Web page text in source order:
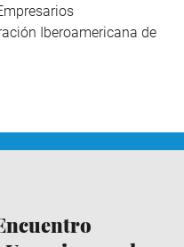
Iberoamericana de